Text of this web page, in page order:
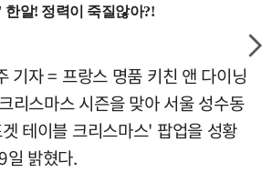
기자 = 프랑스 명품 키친 앤 다이닝
리스마스 시즌을 맞아 서울 성수동
테이블 크리스마스' 팝업을 성황
일 밝혔다.